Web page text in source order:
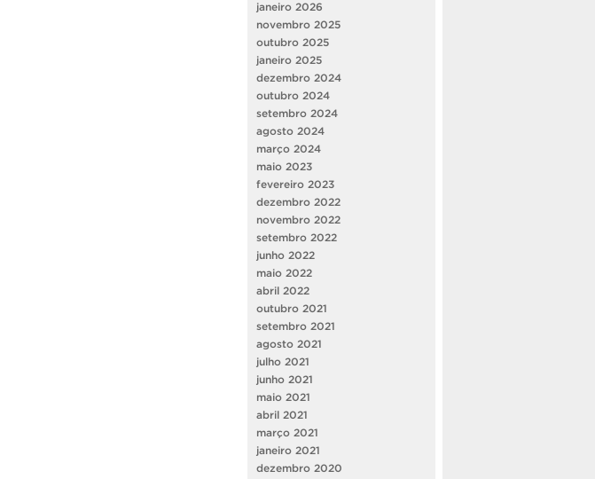
janeiro 2026
novembro 2025
outubro 2025
janeiro 2025
dezembro 2024
outubro 2024
setembro 2024
agosto 2024
março 2024
maio 2023
fevereiro 2023
dezembro 2022
novembro 2022
setembro 2022
junho 2022
maio 2022
abril 2022
outubro 2021
setembro 2021
agosto 2021
julho 2021
junho 2021
maio 2021
abril 2021
março 2021
janeiro 2021
dezembro 2020